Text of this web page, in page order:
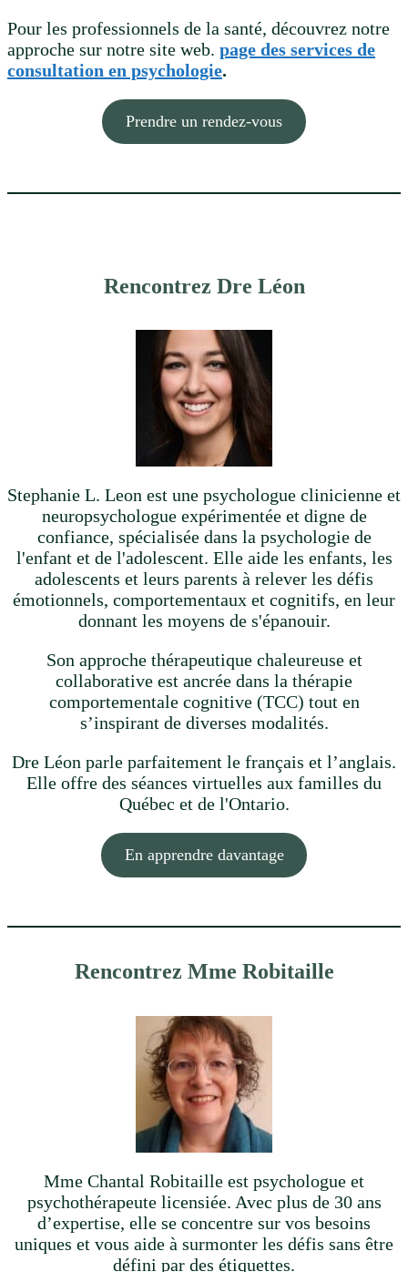
Pour les professionnels de la santé, découvrez notre
approche sur notre site web. page des services de
consultation en psychologie.
Prendre un rendez-vous
Rencontrez Dre Léon
Stephanie L. Leon est une psychologue clinicienne et
neuropsychologue expérimentée et digne de
confiance, spécialisée dans la psychologie de
l'enfant et de l'adolescent. Elle aide les enfants, les
adolescents et leurs parents à relever les défis
émotionnels, comportementaux et cognitifs, en leur
donnant les moyens de s'épanouir.
Son approche thérapeutique chaleureuse et
collaborative est ancrée dans la thérapie
comportementale cognitive (TCC) tout en
s’inspirant de diverses modalités.
Dre Léon parle parfaitement le français et l’anglais.
Elle offre des séances virtuelles aux familles du
Québec et de l'Ontario.
En apprendre davantage
Rencontrez Mme Robitaille
Mme Chantal Robitaille est psychologue et
psychothérapeute licensiée. Avec plus de 30 ans
d’expertise, elle se concentre sur vos besoins
uniques et vous aide à surmonter les défis sans être
défini par des étiquettes.